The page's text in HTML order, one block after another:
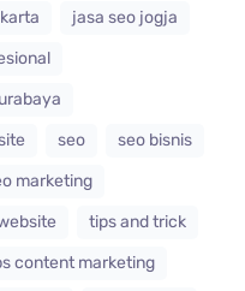
jasa seo jogja
seo
seo bisnis
marketing
tips and trick
content marketing